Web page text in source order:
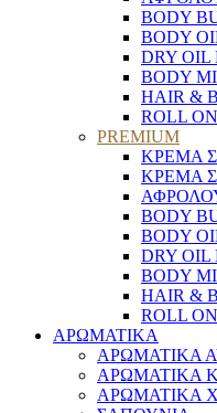
BODY
BODY
DRY
BODY
HAIR &
ROLL ON
PREMIUM
ΚΡΕΜΑ
ΚΡΕΜΑ
BODY
BODY
DRY
BODY
HAIR &
ROLL ON
ΑΡΩΜΑΤΙΚΑ
ΑΡΩΜΑΤΙΚΑ
ΑΡΩΜΑΤΙΚΑ
ΑΡΩΜΑΤΙΚΑ